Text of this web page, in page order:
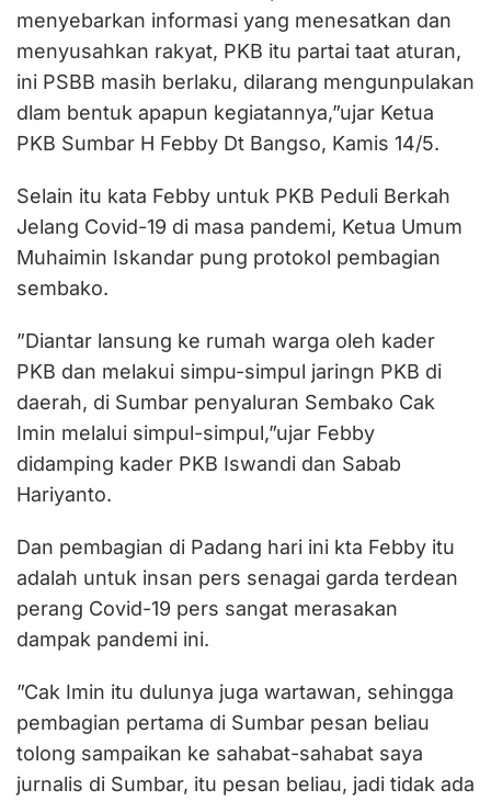
menyebarkan informasi yang menesatkan dan
menyusahkan rakyat, PKB itu partai taat aturan,
ini PSBB masih berlaku, dilarang mengunpulakan
dlam bentuk apapun kegiatannya,”ujar Ketua
PKB Sumbar H Febby Dt Bangso, Kamis 14/5.
Selain itu kata Febby untuk PKB Peduli Berkah
Jelang Covid-19 di masa pandemi, Ketua Umum
Muhaimin Iskandar pung protokol pembagian
sembako.
”Diantar lansung ke rumah warga oleh kader
PKB dan melakui simpu-simpul jaringn PKB di
daerah, di Sumbar penyaluran Sembako Cak
Imin melalui simpul-simpul,”ujar Febby
didamping kader PKB Iswandi dan Sabab
Hariyanto.
Dan pembagian di Padang hari ini kta Febby itu
adalah untuk insan pers senagai garda terdean
perang Covid-19 pers sangat merasakan
dampak pandemi ini.
”Cak Imin itu dulunya juga wartawan, sehingga
pembagian pertama di Sumbar pesan beliau
tolong sampaikan ke sahabat-sahabat saya
jurnalis di Sumbar, itu pesan beliau, jadi tidak ada